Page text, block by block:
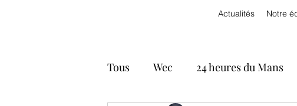
Actualités Notre
Tous Wec 24 heures du Mans